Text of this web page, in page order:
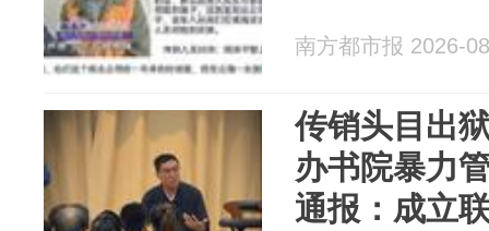
南方都市报 2026-
传销头目出
办书院暴力
通报：成立